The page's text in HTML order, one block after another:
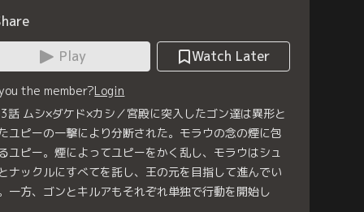
Play
Watch Later
the member?Login
話 ムシ×ダケド×カシ／宮殿に突入したゴン達は異形と
ユピーの一撃により分断された。モラウの念の煙に包
ユピー。煙によってユピーをかく乱し、モラウはシュ
ナックルにすべてを託し、王の元を目指して進んでい
一方、ゴンとキルアもそれぞれ単独で行動を開始し